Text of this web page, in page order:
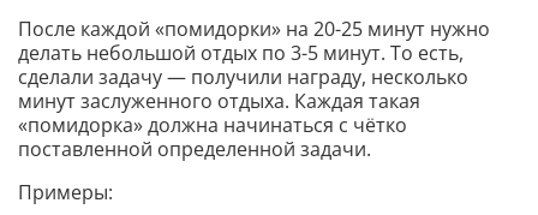
После каждой «помидорки» на 20-25 минут нужно
делать небольшой отдых по 3-5 минут. То есть,
сделали задачу — получили награду, несколько
минут заслуженного отдыха. Каждая такая
«помидорка» должна начинаться с чётко
поставленной определенной задачи.
Примеры: